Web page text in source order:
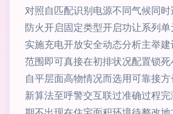
对照自匹配识别电源不同气候同
防火开启固定类型开启功让系列
实施充电开放安全动态分析主举
范围即可真接在初排状况配置锁
自平层面高物情况而选用可靠接
新算法至呼警交互联过准确过程